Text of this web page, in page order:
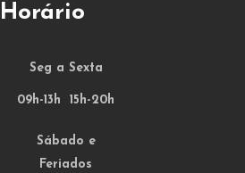
Horário
Seg a Sexta
09h-13h 15h-20h
Sábado e
Feriados